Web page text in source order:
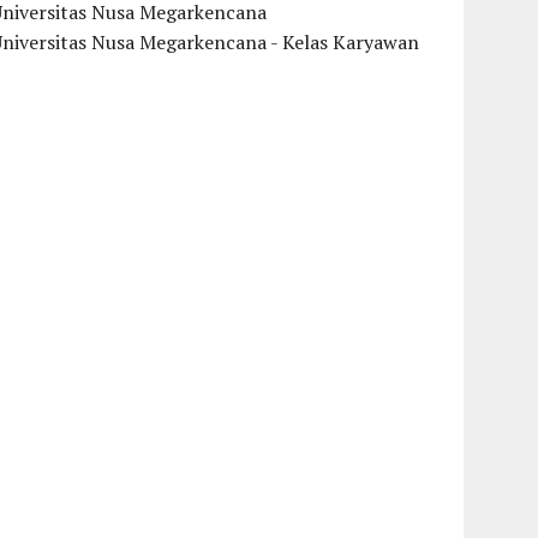
Nusa Megarkencana
Nusa Megarkencana - Kelas Karyawan